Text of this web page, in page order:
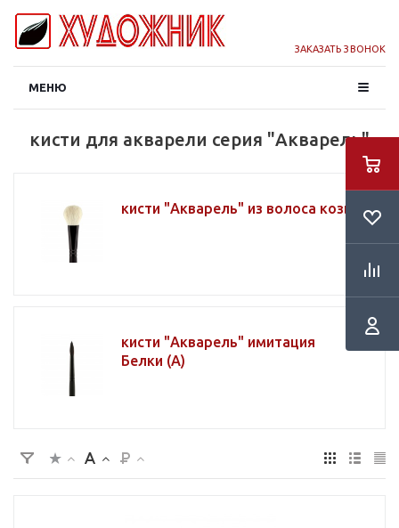
ЗАКАЗАТЬ ЗВОНОК
МЕНЮ
кисти для акварели серия "Акварель"
кисти "Акварель" из волоса козы
кисти "Акварель" имитация
Белки (А)